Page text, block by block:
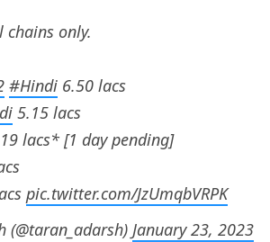
chains only.
#Hindi 6.50 lacs
5.15 lacs
lacs* [1 day pending]
pic.twitter.com/JzUmqbVRPK
January 23, 2023